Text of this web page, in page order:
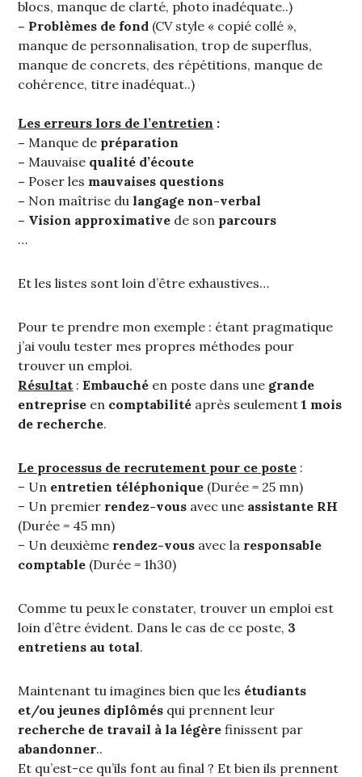
blocs, manque de clarté, photo inadéquate..)
– Problèmes de fond (CV style « copié collé »,
manque de personnalisation, trop de superflus,
manque de concrets, des répétitions, manque de
cohérence, titre inadéquat..)
Les erreurs lors de l’entretien :
– Manque de préparation
– Mauvaise qualité d’écoute
– Poser les mauvaises questions
– Non maîtrise dulangage non-verbal
– Vision approximative de son parcours
…
Et les listes sont loin d’être exhaustives…
Pour te prendre mon exemple : étant pragmatique
j’ai voulu tester mes propres méthodes pour
trouver un emploi.
Résultat :Embauché en poste dans une grande
entreprise en comptabilité après seulement1 mois
de recherche.
Le processus de recrutement pour ce poste :
– Un entretien téléphonique (Durée = 25 mn)
– Un premier rendez-vous avec une assistante RH
(Durée = 45 mn)
– Un deuxième rendez-vous avec la responsable
comptable (Durée = 1h30)
Comme tu peux le constater, trouver un emploi est
loin d’être évident. Dans le cas de ce poste, 3
entretiens au total.
Maintenant tu imagines bien que les étudiants
et/ou jeunes diplômés qui prennent leur
recherche de travail à la légère finissent par
abandonner..
Et qu’est-ce qu’ils font au final ? Et bien ils prennent